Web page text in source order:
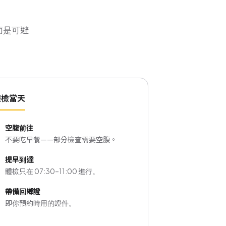
是可避
當天
空腹前往
不要吃早餐——部分檢查需要空腹。
提早到達
體檢只在 07:30–11:00 進行。
帶備回鄉證
即你預約時用的證件。